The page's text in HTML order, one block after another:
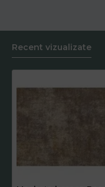
Recent vizualizate